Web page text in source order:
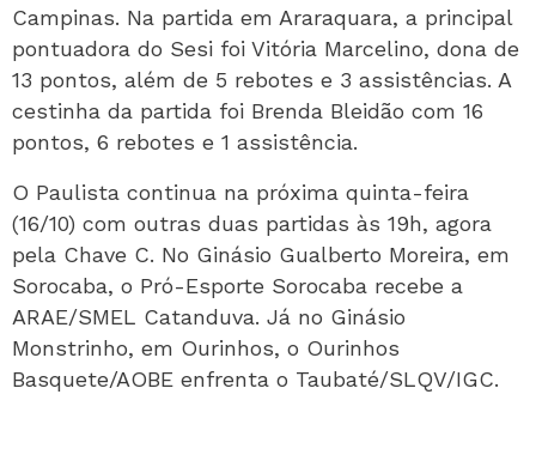
Campinas. Na partida em Araraquara, a principal
pontuadora do Sesi foi Vitória Marcelino, dona de
13 pontos, além de 5 rebotes e 3 assistências. A
cestinha da partida foi Brenda Bleidão com 16
pontos, 6 rebotes e 1 assistência.
O Paulista continua na próxima quinta-feira
(16/10) com outras duas partidas às 19h, agora
pela Chave C. No Ginásio Gualberto Moreira, em
Sorocaba, o Pró-Esporte Sorocaba recebe a
ARAE/SMEL Catanduva. Já no Ginásio
Monstrinho, em Ourinhos, o Ourinhos
Basquete/AOBE enfrenta o Taubaté/SLQV/IGC.